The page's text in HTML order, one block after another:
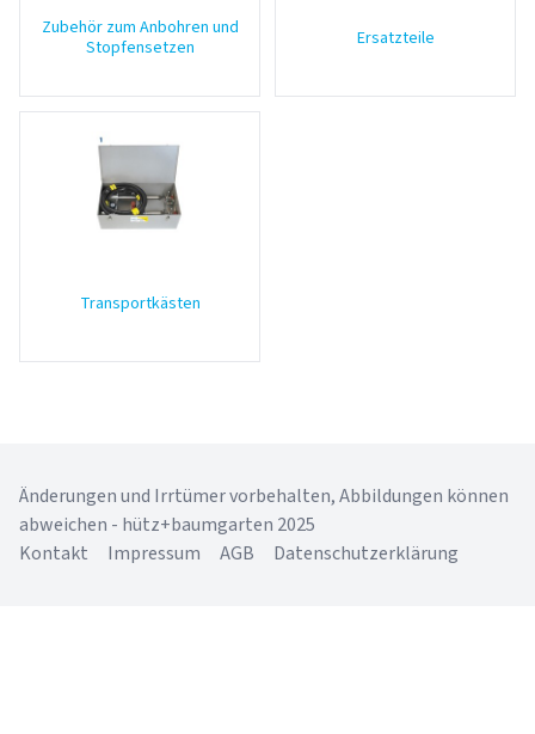
Zubehör zum Anbohren und
Stopfensetzen
Ersatzteile
Transportkästen
Änderungen und Irrtümer vorbehalten, Abbildungen können
abweichen - hütz+baumgarten 2025
Kontakt
Impressum AGB Datenschutzerklärung